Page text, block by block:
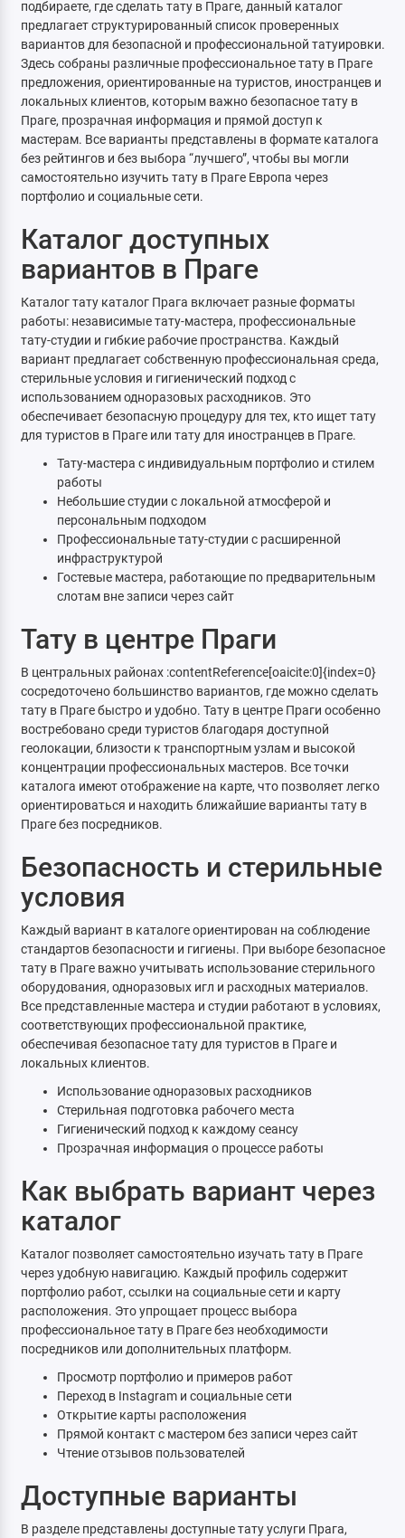
подбираете, где сделать тату в Праге, данный каталог
предлагает структурированный список проверенных
вариантов для безопасной и профессиональной татуировки.
Здесь собраны различные профессиональное тату в Праге
предложения, ориентированные на туристов, иностранцев и
локальных клиентов, которым важно безопасное тату в
Праге, прозрачная информация и прямой доступ к
мастерам. Все варианты представлены в формате каталога
без рейтингов и без выбора “лучшего”, чтобы вы могли
самостоятельно изучить тату в Праге Европа через
портфолио и социальные сети.
Каталог доступных
вариантов в Праге
Каталог тату каталог Прага включает разные форматы
работы: независимые тату-мастера, профессиональные
тату-студии и гибкие рабочие пространства. Каждый
вариант предлагает собственную профессиональная среда,
стерильные условия и гигиенический подход с
использованием одноразовых расходников. Это
обеспечивает безопасную процедуру для тех, кто ищет тату
для туристов в Праге или тату для иностранцев в Праге.
Тату-мастера с индивидуальным портфолио и стилем
работы
Небольшие студии с локальной атмосферой и
персональным подходом
Профессиональные тату-студии с расширенной
инфраструктурой
Гостевые мастера, работающие по предварительным
слотам вне записи через сайт
Тату в центре Праги
В центральных районах :contentReference[oaicite:0]{index=0}
сосредоточено большинство вариантов, где можно сделать
тату в Праге быстро и удобно. Тату в центре Праги особенно
востребовано среди туристов благодаря доступной
геолокации, близости к транспортным узлам и высокой
концентрации профессиональных мастеров. Все точки
каталога имеют отображение на карте, что позволяет легко
ориентироваться и находить ближайшие варианты тату в
Праге без посредников.
Безопасность и стерильные
условия
Каждый вариант в каталоге ориентирован на соблюдение
стандартов безопасности и гигиены. При выборе безопасное
тату в Праге важно учитывать использование стерильного
оборудования, одноразовых игл и расходных материалов.
Все представленные мастера и студии работают в условиях,
соответствующих профессиональной практике,
обеспечивая безопасное тату для туристов в Праге и
локальных клиентов.
Использование одноразовых расходников
Стерильная подготовка рабочего места
Гигиенический подход к каждому сеансу
Прозрачная информация о процессе работы
Как выбрать вариант через
каталог
Каталог позволяет самостоятельно изучать тату в Праге
через удобную навигацию. Каждый профиль содержит
портфолио работ, ссылки на социальные сети и карту
расположения. Это упрощает процесс выбора
профессиональное тату в Праге без необходимости
посредников или дополнительных платформ.
Просмотр портфолио и примеров работ
Переход в Instagram и социальные сети
Открытие карты расположения
Прямой контакт с мастером без записи через сайт
Чтение отзывов пользователей
Доступные варианты
В разделе представлены доступные тату услуги Прага,